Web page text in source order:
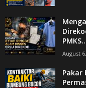
August
Pakar